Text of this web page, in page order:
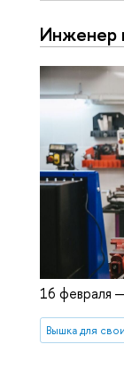
Инженер
16 февраля
Вышка для